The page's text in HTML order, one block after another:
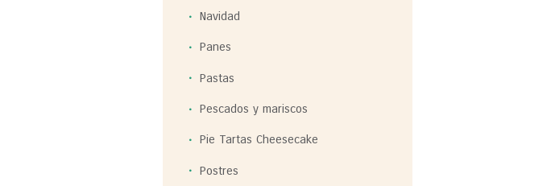
Navidad
Panes
Pastas
Pescados y mariscos
Pie Tartas Cheesecake
Postres